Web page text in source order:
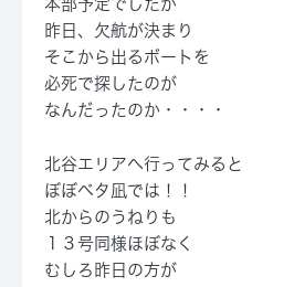
本部予定でしたが
昨日、欠航が決まり
そこから出るボートを
必死で探したのが
なんだったのか・・・・
北谷エリアへ行ってみると
ぼぼベタ凪では！！
北からのうねりも
１３号同様ほぼなく
むしろ昨日の方が